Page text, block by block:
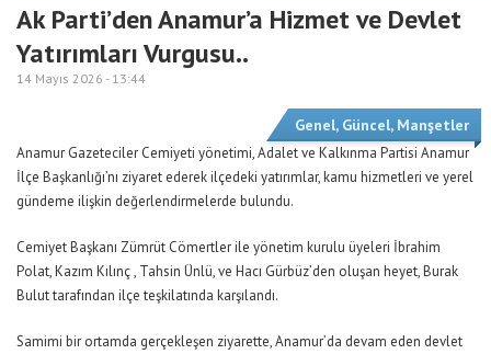
Ak Parti’den Anamur’a Hizmet ve Devlet
Yatırımları Vurgusu..
14 Mayıs 2026 - 13:44
Genel, Güncel, Manşetler
Anamur Gazeteciler Cemiyeti yönetimi, Adalet ve Kalkınma Partisi Anamur
İlçe Başkanlığı’nı ziyaret ederek ilçedeki yatırımlar, kamu hizmetleri ve yerel
gündeme ilişkin değerlendirmelerde bulundu.
Cemiyet Başkanı Zümrüt Cömertler ile yönetim kurulu üyeleri İbrahim
Polat, Kazım Kılınç , Tahsin Ünlü, ve Hacı Gürbüz’den oluşan heyet, Burak
Bulut tarafından ilçe teşkilatında karşılandı.
Samimi bir ortamda gerçekleşen ziyarette, Anamur’da devam eden devlet